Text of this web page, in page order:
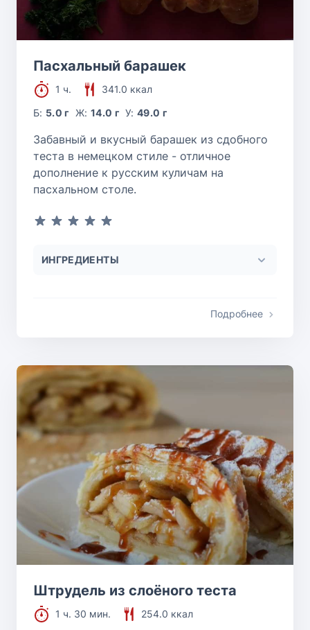
Пасхальный барашек
1 ч.
341.0 ккал
Б: 5.0 г Ж: 14.0 г У:49.0 г
Забавный и вкусный барашек из сдобного
теста в немецком стиле - отличное
дополнение к русским куличам на
пасхальном столе.
ИНГРЕДИЕНТЫ
Подробнее
Штрудель из слоёного теста
1 ч. 30 мин.
254.0 ккал